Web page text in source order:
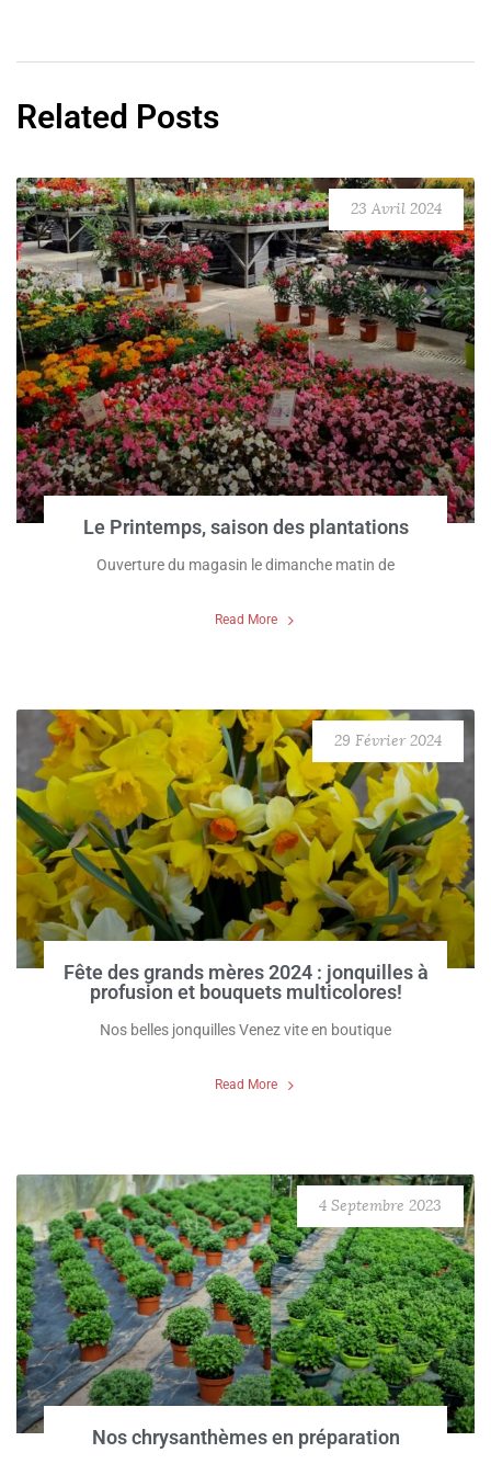
Related Posts
Le Printemps, saison des plantations
Ouverture du magasin le dimanche matin de
Read More
23 Avril 2024
Fête des grands mères 2024 : jonquilles à
profusion et bouquets multicolores!
Nos belles jonquilles Venez vite en boutique
Read More
29 Février 2024
Nos chrysanthèmes en préparation
4 Septembre 2023